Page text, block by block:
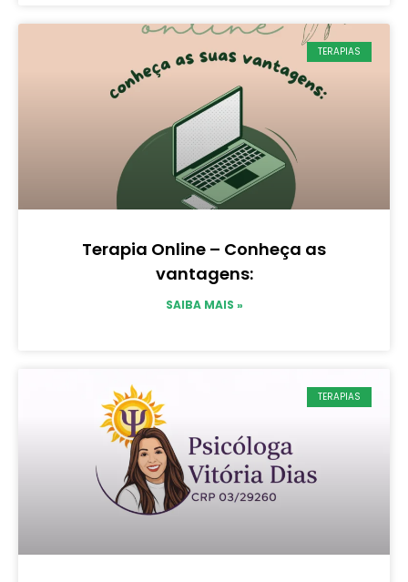
TERAPIAS
Terapia Online – Conheça as
vantagens:
SAIBA MAIS »
TERAPIAS